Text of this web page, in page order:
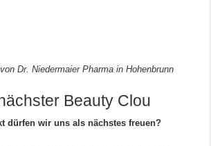
Dr. Niedermaier Pharma in Hohenbrunn
Beauty Clou
dürfen wir uns als nächstes freuen?